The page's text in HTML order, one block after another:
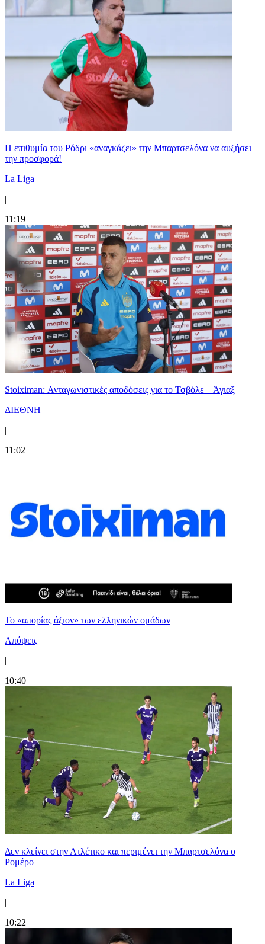
Η επιθυμία του Ρόδρι «αναγκάζει» την Μπαρτσελόνα να αυξήσει
την προσφορά!
La Liga
|
11:19
Stoiximan: Ανταγωνιστικές αποδόσεις για το Τσβόλε – Άγιαξ
ΔΙΕΘΝΗ
|
11:02
Το «απορίας άξιον» των ελληνικών ομάδων
Απόψεις
|
10:40
Δεν κλείνει στην Ατλέτικο και περιμένει την Μπαρτσελόνα ο
Ρομέρο
La Liga
|
10:22